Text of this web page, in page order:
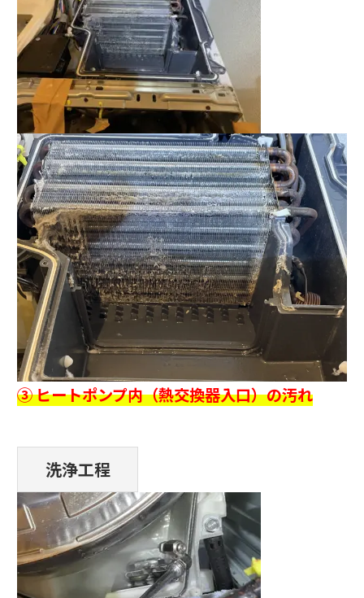
③ ヒートポンプ内（熱交換器入口）の汚れ
洗浄工程